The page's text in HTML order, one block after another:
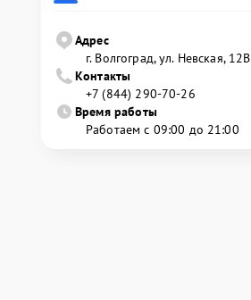
Адрес
г. Волгоград, ул. Невская, 12В
Контакты
+7 (844) 290-70-26
Время работы
Работаем с 09:00 до 21:00